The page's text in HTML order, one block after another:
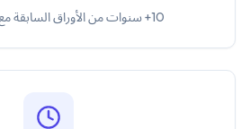
10+ سنوات من الأوراق السابقة مع حلول مفصلة